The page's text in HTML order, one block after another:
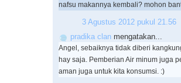
nafsu makannya kembali? mohon
3 Agustus 2012 pukul 21.56
pradika clan mengatakan...
Angel, sebaiknya tidak diberi
hay saja. Pemberian Air minum juga
aman juga untuk kita konsumsi. :)